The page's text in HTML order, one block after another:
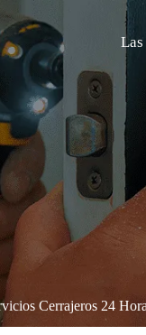
Las
Cerrajeros 24